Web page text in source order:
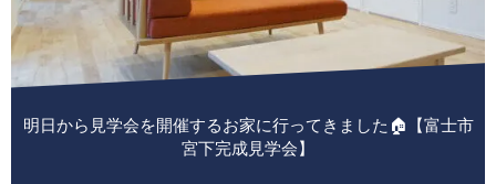
明日から見学会を開催するお家に行ってきました🏠【富士市
宮下完成見学会】